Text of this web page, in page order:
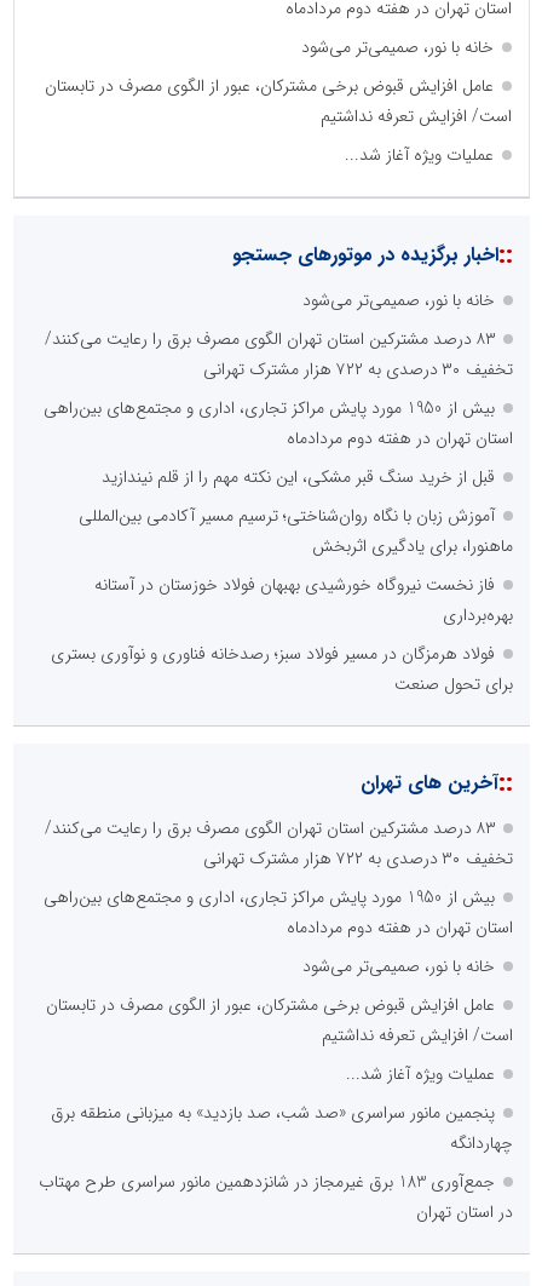
استان تهران در هفته دوم مردادماه
خانه با نور، صمیمی‌تر می‌شود
عامل افزایش قبوض برخی مشترکان، عبور از الگوی مصرف در تابستان
است/ افزایش تعرفه نداشتیم
عملیات ویژه آغاز شد...
::اخبار برگزیده در موتورهای جستجو
خانه با نور، صمیمی‌تر می‌شود
۸۳ درصد مشترکین استان تهران الگوی مصرف برق را رعایت می‌کنند/
تخفیف ۳۰ درصدی به ۷۲۲ هزار مشترک تهرانی
بیش از 1950 مورد پایش مراکز تجاری، اداری و مجتمع‌های بین‌راهی
استان تهران در هفته دوم مردادماه
قبل از خرید سنگ قبر مشکی، این نکته مهم را از قلم نیندازید
آموزش زبان با نگاه روان‌شناختی؛ ترسیم مسیر آکادمی بین‌المللی
ماهنورا، برای یادگیری اثربخش
فاز نخست نیروگاه خورشیدی بهبهان فولاد خوزستان در آستانه
بهره‌برداری
فولاد هرمزگان در مسیر فولاد سبز؛ رصدخانه فناوری و نوآوری بستری
برای تحول صنعت
::آخرین های تهران
۸۳ درصد مشترکین استان تهران الگوی مصرف برق را رعایت می‌کنند/
تخفیف ۳۰ درصدی به ۷۲۲ هزار مشترک تهرانی
بیش از 1950 مورد پایش مراکز تجاری، اداری و مجتمع‌های بین‌راهی
استان تهران در هفته دوم مردادماه
خانه با نور، صمیمی‌تر می‌شود
عامل افزایش قبوض برخی مشترکان، عبور از الگوی مصرف در تابستان
است/ افزایش تعرفه نداشتیم
عملیات ویژه آغاز شد...
پنجمین مانور سراسری «صد شب، صد بازدید» به میزبانی منطقه برق
چهاردانگه
جمع‌آوری 183 برق غیرمجاز در شانزدهمین مانور سراسری طرح مهتاب
در استان تهران